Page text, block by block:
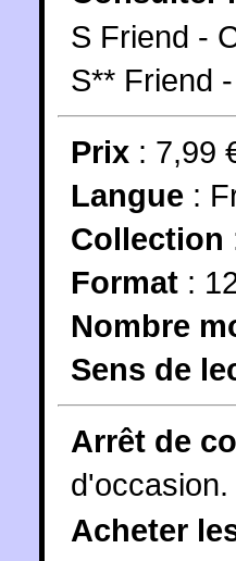
S Friend -
S** Friend
Prix : 7,99
Langue :
Collection
Format :
Nombre
Sens de
Arrêt de
d'occasion.
Acheter